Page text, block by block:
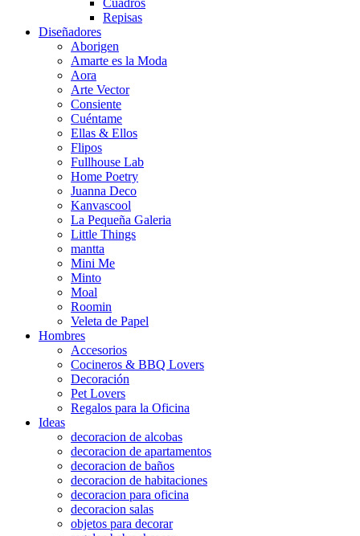
Cuadros
Repisas
Diseñadores
Aborigen
Amarte es la Moda
Aora
Arte Vector
Consiente
Cuéntame
Ellas & Ellos
Flipos
Fullhouse Lab
Home Poetry
Juanna Deco
Kanvascool
La Pequeña Galeria
Little Things
mantta
Mini Me
Minto
Moal
Roomin
Veleta de Papel
Hombres
Accesorios
Cocineros & BBQ Lovers
Decoración
Pet Lovers
Regalos para la Oficina
Ideas
decoracion de alcobas
decoracion de apartamentos
decoracion de baños
decoracion de habitaciones
decoracion para oficina
decoracion salas
objetos para decorar